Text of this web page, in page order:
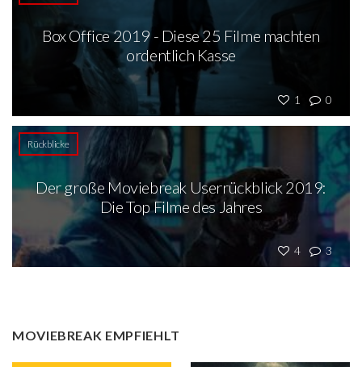
1 0
Box Office 2019 - Diese 25 Filme machten
ordentlich Kasse
Rückblicke
4 3
Der große Moviebreak Userrückblick 2019:
Die Top Filme des Jahres
MOVIEBREAK EMPFIEHLT